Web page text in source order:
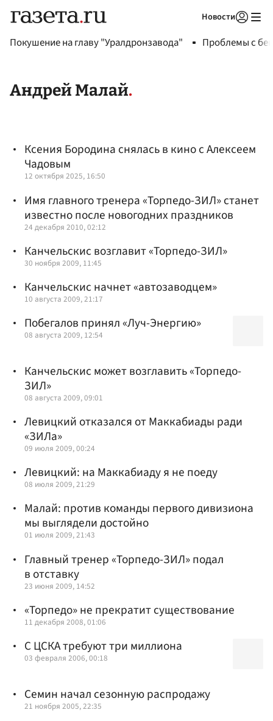
Новости
Покушение на главу "Уралдронзавода" Проблемы с
Андрей Малай
Ксения Бородина снялась в кино с Алексеем
Чадовым
12 октября 2025, 16:50
Имя главного тренера «Торпедо-ЗИЛ» станет
известно после новогодних праздников
24 декабря 2010, 02:12
Канчельскис возглавит «Торпедо-ЗИЛ»
30 ноября 2009, 11:45
Канчельскис начнет «автозаводцем»
10 августа 2009, 21:17
Побегалов принял «Луч-Энергию»
08 августа 2009, 12:54
Канчельскис может возглавить «Торпедо-
ЗИЛ»
08 августа 2009, 09:01
Левицкий отказался от Маккабиады ради
«ЗИЛа»
09 июля 2009, 00:24
Левицкий: на Маккабиаду я не поеду
08 июля 2009, 21:29
Малай: против команды первого дивизиона
мы выглядели достойно
01 июля 2009, 21:43
Главный тренер «Торпедо-ЗИЛ» подал
в отставку
23 июня 2009, 14:52
«Торпедо» не прекратит существование
11 декабря 2008, 01:06
С ЦСКА требуют три миллиона
03 февраля 2006, 00:18
Семин начал сезонную распродажу
21 ноября 2005, 22:35